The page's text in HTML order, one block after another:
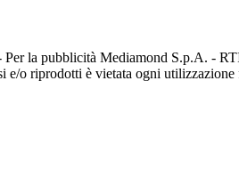
la pubblicità Mediamond S.p.A. -
e/o riprodotti è vietata ogni